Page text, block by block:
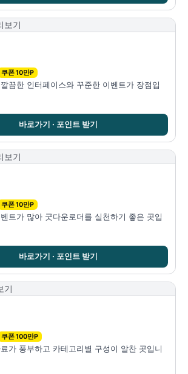
쿠폰 10만P
끔한 인터페이스와 꾸준한 이벤트가 장점입
바로가기 · 포인트 받기
쿠폰 10만P
트가 많아 굿다운로더를 실천하기 좋은 곳입
바로가기 · 포인트 받기
쿠폰 100만P
가 풍부하고 카테고리별 구성이 알찬 곳입니